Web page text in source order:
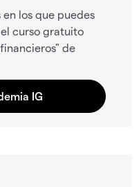
los que puedes
curso gratuito
de